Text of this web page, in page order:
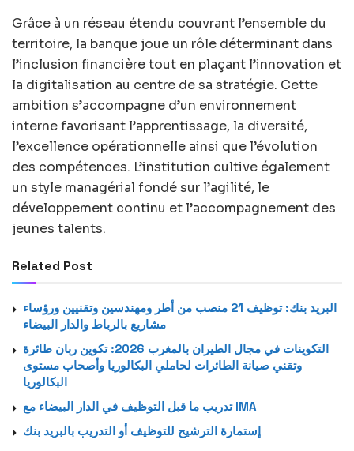
Grâce à un réseau étendu couvrant l’ensemble du
territoire, la banque joue un rôle déterminant dans
l’inclusion financière tout en plaçant l’innovation et
la digitalisation au centre de sa stratégie. Cette
ambition s’accompagne d’un environnement
interne favorisant l’apprentissage, la diversité,
l’excellence opérationnelle ainsi que l’évolution
des compétences. L’institution cultive également
un style managérial fondé sur l’agilité, le
développement continu et l’accompagnement des
jeunes talents.
Related Post
البريد بنك: توظيف 21 منصب من أطر ومهندسين وتقنيين ورؤساء
مشاريع بالرباط والدار البيضاء
التكوينات في مجال الطيران بالمغرب 2026: تكوين ربان طائرة
وتقني صيانة الطائرات لحاملي البكالوريا وأصحاب مستوى
البكالوريا
تدريب ما قبل التوظيف في الدار البيضاء مع IMA
إستمارة الترشيح للتوظيف أو التدريب بالبريد بنك